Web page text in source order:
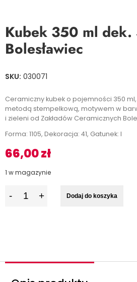
Kubek 350 ml
Bolesławiec
SKU: 030071
Ceramiczny kubek o pojemności 350
metodą stempelkową, motywem w
i zieleni od Zakładów Ceramicznych
Forma: 1105, Dekoracja: 41, Gatunek: I
66,00zł
1 w magazynie
Dodaj do koszyka